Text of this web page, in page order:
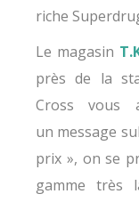
riche
Le magasin
près de la
Cross vous
un message
prix », on se
gamme très